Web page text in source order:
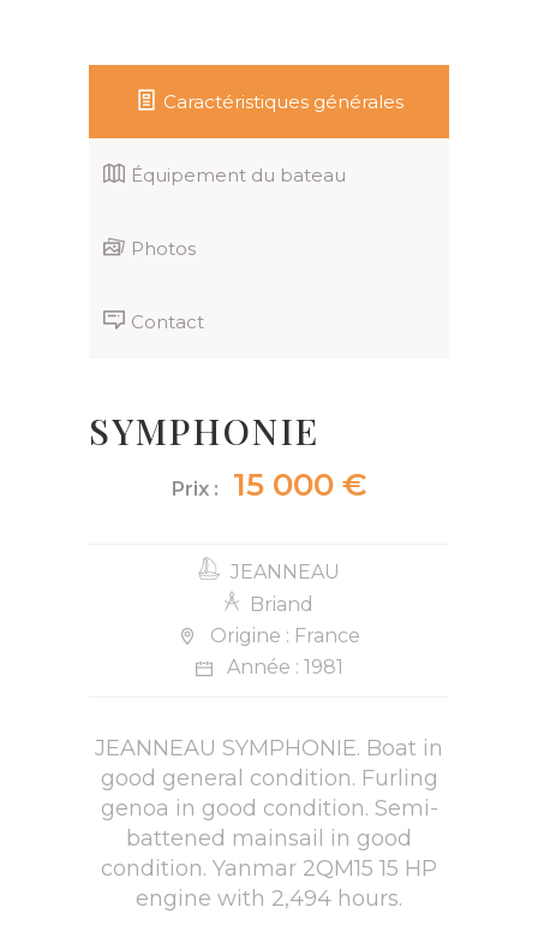
Caractéristiques générales
Équipement du bateau
Photos
Contact
SYMPHONIE
Prix : 15 000 €
JEANNEAU
Briand
Origine : France
Année : 1981
JEANNEAU SYMPHONIE. Boat in
good general condition. Furling
genoa in good condition. Semi-
battened mainsail in good
condition. Yanmar 2QM15 15 HP
engine with 2,494 hours.